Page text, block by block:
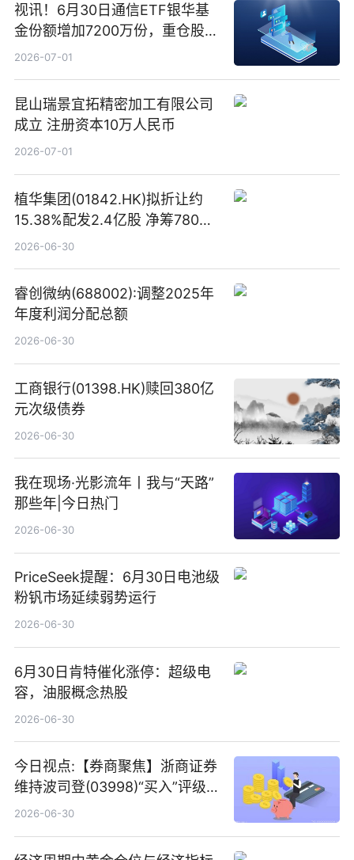
视讯！6月30日通信ETF银华基
金份额增加7200万份，重仓股新
易盛、中际旭创、立讯精密
2026-07-01
昆山瑞景宜拓精密加工有限公司
成立 注册资本10万人民币
2026-07-01
植华集团(01842.HK)拟折让约
15.38%配发2.4亿股 净筹780万
港元
2026-06-30
睿创微纳(688002):调整2025年
年度利润分配总额
2026-06-30
工商银行(01398.HK)赎回380亿
元次级债券
2026-06-30
我在现场·光影流年丨我与“天路”
那些年|今日热门
2026-06-30
PriceSeek提醒：6月30日电池级
粉钒市场延续弱势运行
2026-06-30
6月30日肯特催化涨停：超级电
容，油服概念热股
2026-06-30
今日视点:【券商聚焦】浙商证券
维持波司登(03998)“买入”评级
指其业绩高质量稳增长
2026-06-30